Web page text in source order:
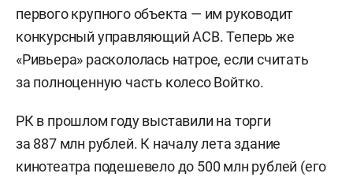
первого крупного объекта — им руководит
конкурсный управляющий АСВ. Теперь же
«Ривьера» раскололась натрое, если считать
за полноценную часть колесо Войтко.
РК в прошлом году выставили на торги
за 887 млн рублей. К началу лета здание
кинотеатра подешевело до 500 млн рублей (его